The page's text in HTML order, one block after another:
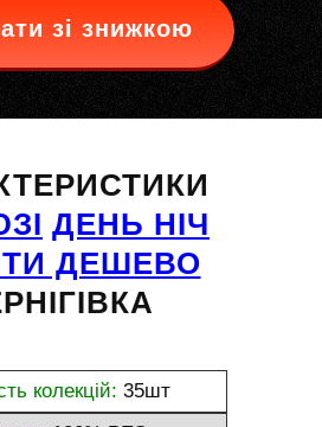
зі знижкою
ДЕНЬ НІЧ
ДЕШЕВО
колекцій: 35шт